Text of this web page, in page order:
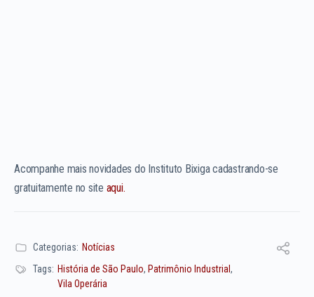
Acompanhe mais novidades do Instituto Bixiga cadastrando-se
gratuitamente no site aqui.
Categorias: Notícias
Tags: História de São Paulo, Patrimônio Industrial ,
Vila Operária